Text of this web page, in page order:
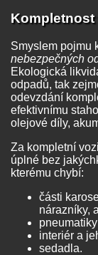
Kompletnost
Smyslem pojmu
nebezpečných
Ekologická
odpadů, tak
odevzdání
efektivnímu
olejové díly,
Za kompletní
úplné bez
kterému chybí:
části
nárazníky,
interiér a
sedadla.